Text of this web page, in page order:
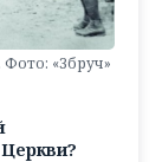
«Збруч»